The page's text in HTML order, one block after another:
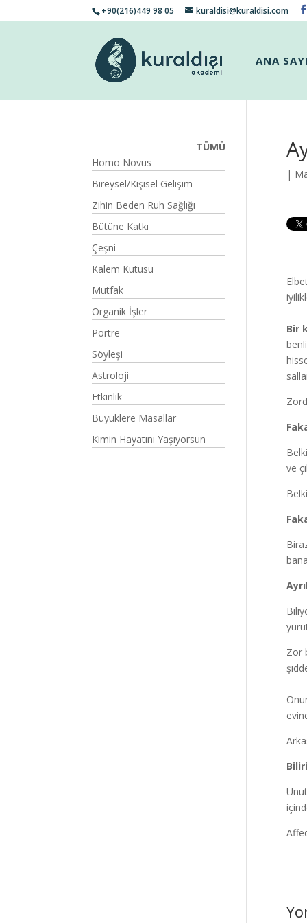
+90(216)449 98 05 kuraldisi@kuraldisi.com
ANA
|
Bir
ve
Zor
TÜMÜ
Homo Novus
Bireysel/Kişisel Gelişim
Zihin Beden Ruh Sağlığı
Bütüne Katkı
Çeşni
Kalem Kutusu
Mutfak
Organik İşler
Portre
Söyleşi
Astroloji
Etkinlik
Büyüklere Masallar
Kimin Hayatını Yaşıyorsun